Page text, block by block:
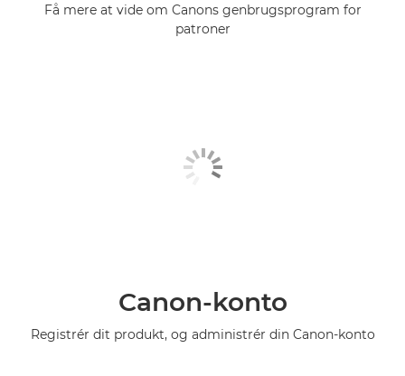
Få mere at vide om Canons genbrugsprogram for
patroner
Canon-konto
Registrér dit produkt, og administrér din Canon-konto